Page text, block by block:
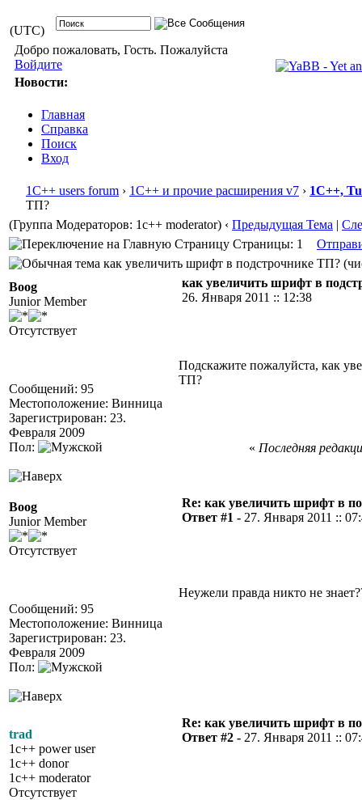
(UTC)
Добро пожаловать, Гость. Пожалуйста
Войдите
Новости:
Главная
Справка
Поиск
Вход
1С++ users forum › 1С++ и прочие расширения v7 › 1С++,
ТП?
(Группа Модераторов: 1c++ moderator) ‹ Предыдущая Тема |
Страницы: 1
как увеличить шрифт в подстрочнике ТП?
Boog
Junior Member
Отсутствует
Сообщений: 95
Местоположение: Винница
Зарегистрирован: 23.
Февраля 2009
Пол:
как увеличить шрифт в
26. Января 2011 :: 12:38
Подскажите пожалуйста, как
ТП?
« Последняя
Boog
Junior Member
Отсутствует
Сообщений: 95
Местоположение: Винница
Зарегистрирован: 23.
Февраля 2009
Пол:
Re: как увеличить шрифт в
Ответ #1 - 27. Января 2011 ::
Неужели правда никто не
trad
1c++ power user
1c++ donor
1c++ moderator
Отсутствует
Re: как увеличить шрифт в
Ответ #2 - 27. Января 2011 ::